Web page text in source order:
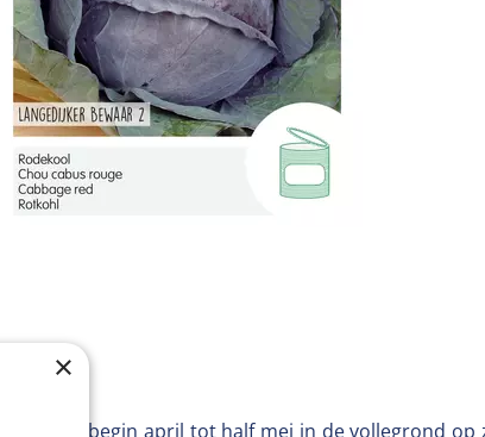
2 Vanaf begin april tot half mei in de vollegrond
×